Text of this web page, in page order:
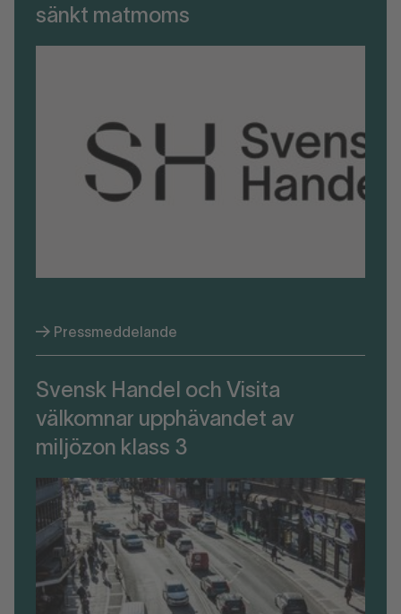
sänkt matmoms
Pressmeddelande
Svensk Handel och Visita
välkomnar upphävandet av
miljözon klass 3